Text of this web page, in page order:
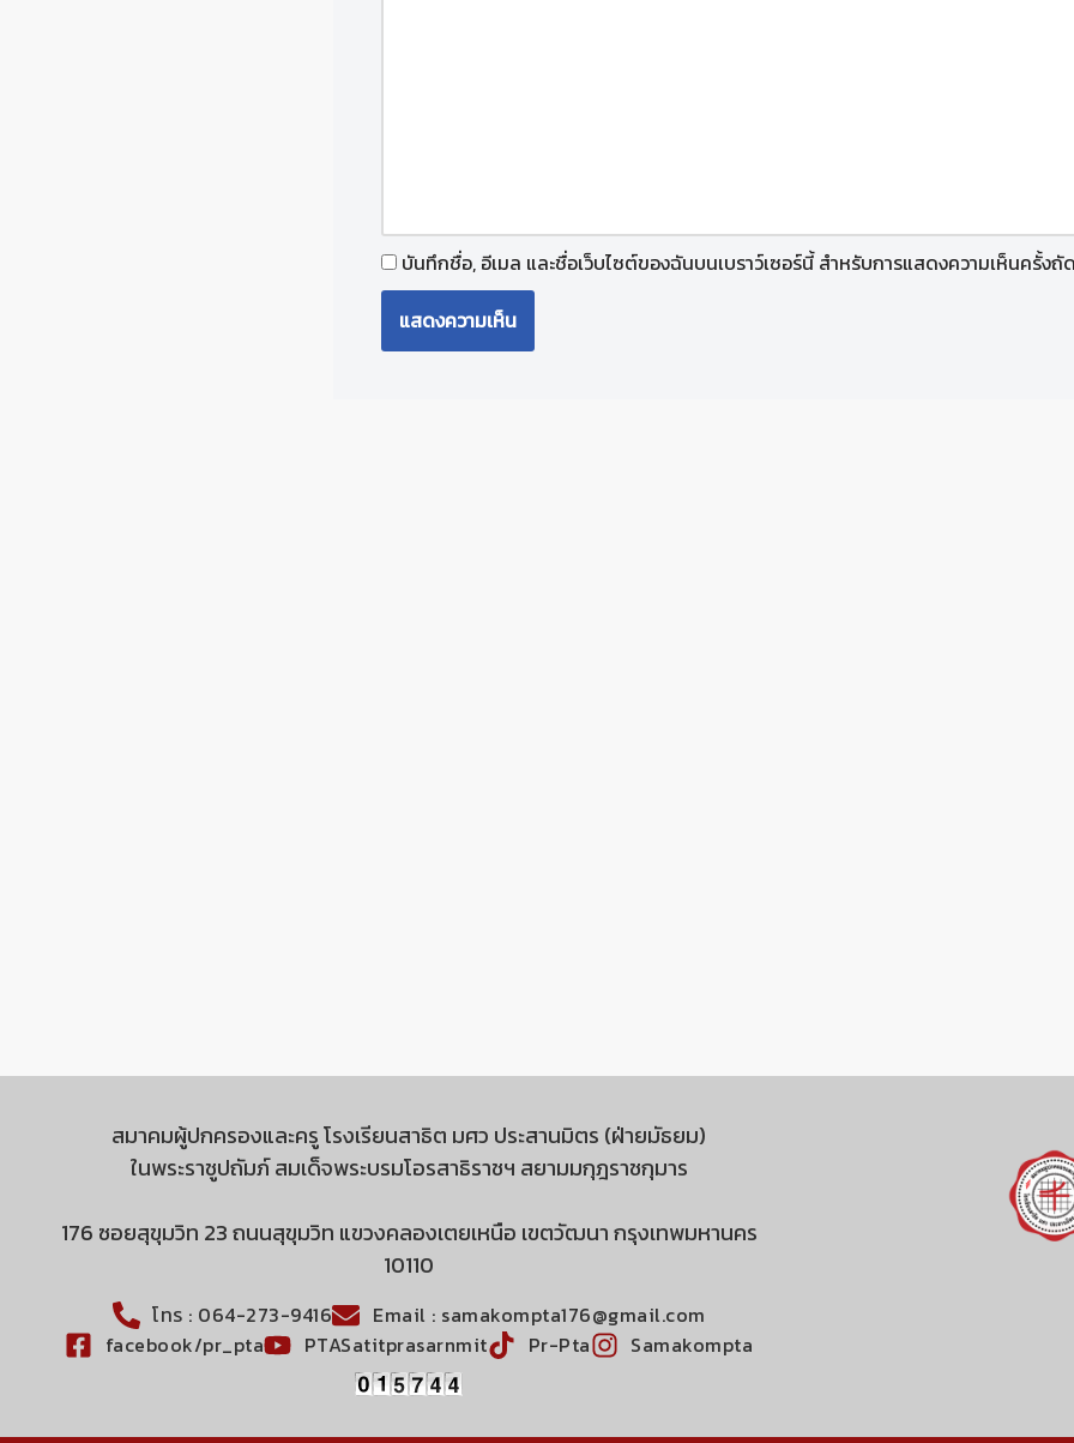
บันทึกชื่อ, อีเมล และชื่อเว็บไซต์ของฉันบนเบราว์เซอร์นี้ สำหรับการแสดงความเห็นครั้งถั
สมาคมผู้ปกครองและครู โรงเรียนสาธิต มศว ประสานมิตร (ฝ่ายมัธยม)
ในพระราชูปถัมภ์ สมเด็จพระบรมโอรสาธิราชฯ สยามมกุฎราชกุมาร
176 ซอยสุขุมวิท 23 ถนนสุขุมวิท แขวงคลองเตยเหนือ เขตวัฒนา กรุงเทพมหานคร
10110
โทร : 064-273-9416
Email : samakompta176@gmail.com
facebook/pr_pta
PTASatitprasarnmit Pr-Pta Samakompta